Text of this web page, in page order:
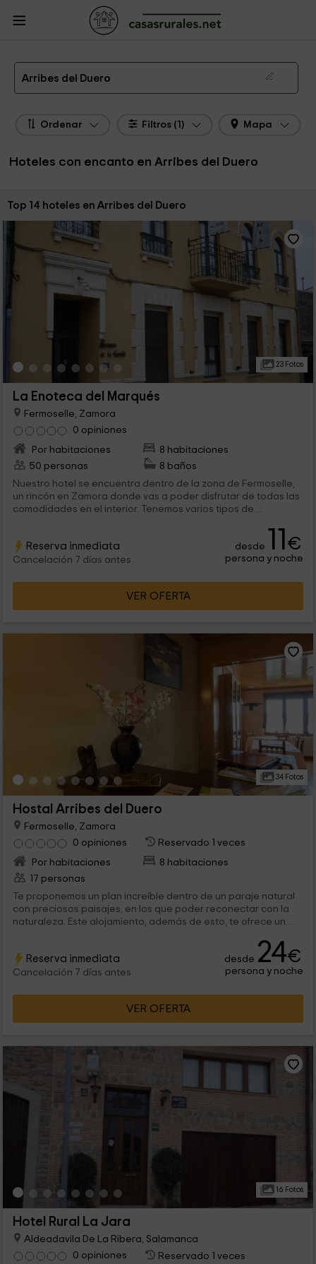
Casas Rurales
Arribes del Duero
Hoteles con Encanto en Arribes del Duero
Arribes del Duero
Ordenar Filtros (1) Mapa
Hoteles con encanto en Arribes del Duero
Ordenar por:
Top 14 hoteles en Arribes del Duero
23 Fotos
La Enoteca del Marqués
Fermoselle, Zamora
0 opiniones
Por habitaciones
8 habitaciones
50 personas
8 baños
Nuestro hotel se encuentra dentro de la zona de Fermoselle,
un rincón en Zamora donde vas a poder disfrutar de todas las
comodidades en el interior. Tenemos varios tipos de
restaurante.
Reserva inmediata
Cancelación 7 días antes
desde 11€
persona y noche
VER OFERTA
34 Fotos
Hostal Arribes del Duero
Fermoselle, Zamora
0 opiniones
Reservado 1 veces
Por habitaciones
8 habitaciones
17 personas
Te proponemos un plan increíble dentro de un paraje natural
con preciosos paisajes, en los que poder reconectar con la
naturaleza. Este alojamiento, además de esto, te ofrece un
naturaleza en un bonito entorno rural.
Reserva inmediata
Cancelación 7 días antes
desde 24€
persona y noche
VER OFERTA
16 Fotos
Hotel Rural La Jara
Aldeadavila De La Ribera, Salamanca
0 opiniones
Reservado 1 veces